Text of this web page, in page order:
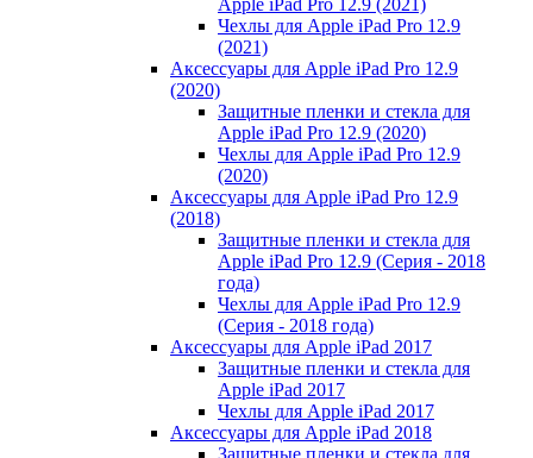
Чехлы для Apple iPad Pro 12.9
(2021)
Аксессуары для Apple iPad Pro 12.9
(2020)
Защитные пленки и стекла для
Apple iPad Pro 12.9 (2020)
Чехлы для Apple iPad Pro 12.9
(2020)
Аксессуары для Apple iPad Pro 12.9
(2018)
Защитные пленки и стекла для
Apple iPad Pro 12.9 (Серия - 2018
года)
Чехлы для Apple iPad Pro 12.9
(Серия - 2018 года)
Аксессуары для Apple iPad 2017
Защитные пленки и стекла для
Apple iPad 2017
Чехлы для Apple iPad 2017
Аксессуары для Apple iPad 2018
Защитные пленки и стекла для